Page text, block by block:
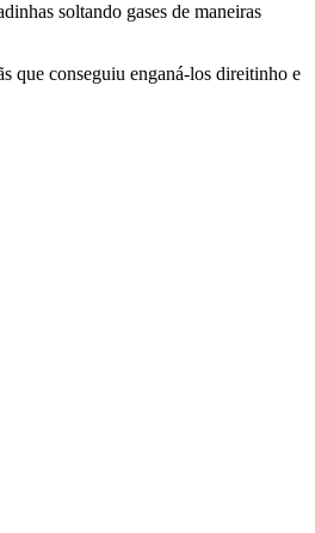
soltando gases de maneiras
que conseguiu enganá-los direitinho e